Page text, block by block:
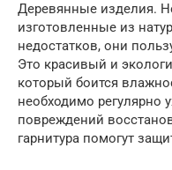
Деревянные изделия.
изготовленные из
недостатков, они
Это красивый и
который боится
необходимо регулярно
повреждений
гарнитура помогут